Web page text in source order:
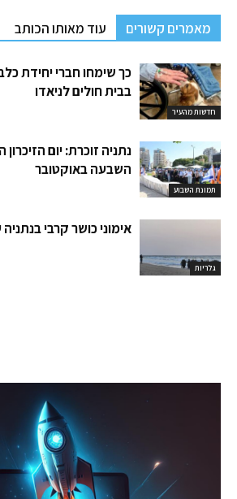
מאמרים קשורים עוד מאותו הכותב
חדשות מהעיר
כך שימחו חברי יחידת
בבית חולים לניאדו
תמונת השבוע
נתניה זוכרת: יום
השבעה באוקטובר
גלריות
אימוני כושר קרבי